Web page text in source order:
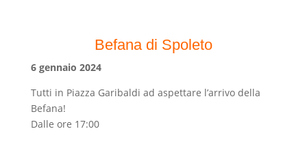
Befana di Spoleto
6gennaio 2024
Tutti in Piazza Garibaldi ad aspettare l’arrivo della
Befana!
Dalle ore 17:00